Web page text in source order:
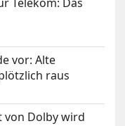
Telekom: Das
vor: Alte
raus
von Dolby wird